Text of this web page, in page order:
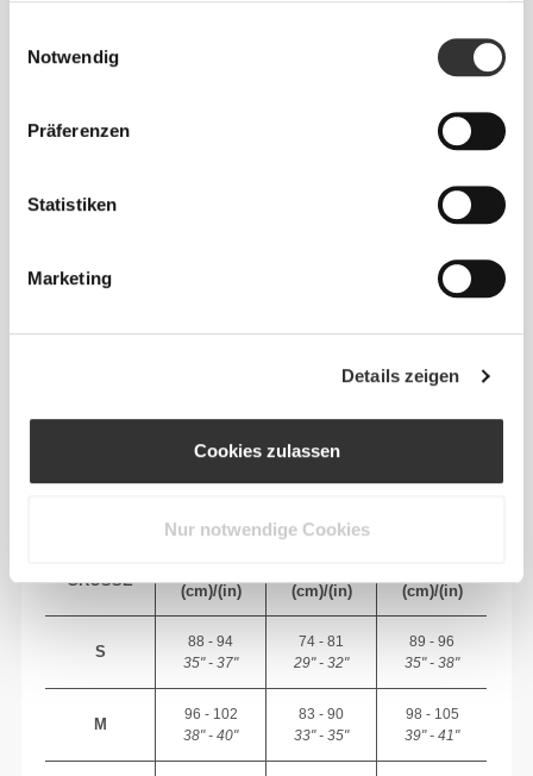
Notwendig
Präferenzen
Statistiken
Marketing
Details zeigen
Cookies zulassen
Nur notwendige Cookies
entspannte Passform für einen lässigen Look.
EMPFOHLENE GRÖSSE BASIEREND AUF D
GRÖSSE
(cm)/(in)
(cm)/(in)
(cm)/(in)
S
88 - 94
35" - 37"
74 - 81
29" - 32"
89 - 96
35" - 38"
M
96 - 102
38" - 40"
83 - 90
33" - 35"
98 - 105
39" - 41"